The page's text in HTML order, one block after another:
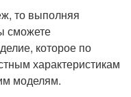
то выполняя
сможете
которое по
характеристикам
моделям.